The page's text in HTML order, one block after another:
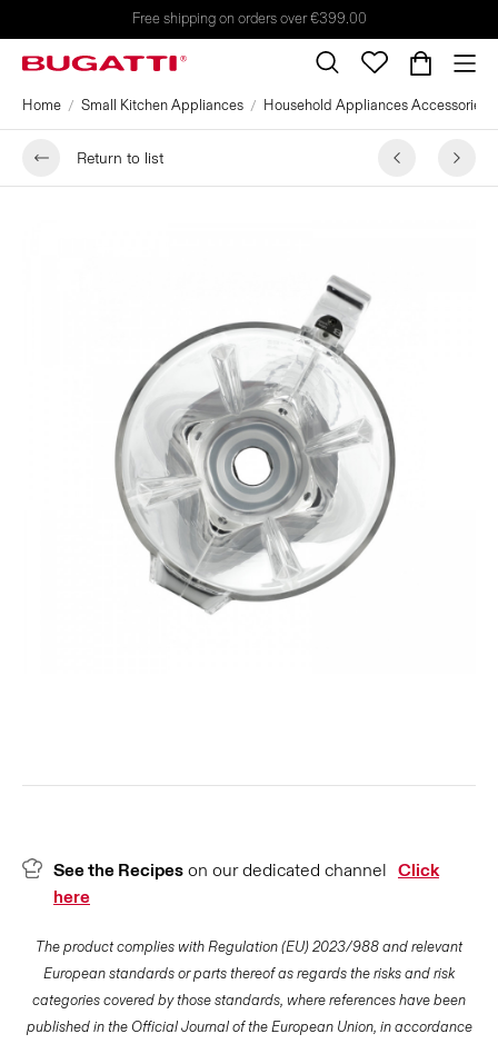
Free shipping on orders over €399.00
Home Small Kitchen Appliances Household Appliances Accessories
Return to list
See the Recipes on our dedicated channel Click
here
The product complies with Regulation (EU) 2023/988 and relevant
European standards or parts thereof as regards the risks and risk
categories covered by those standards, where references have been
published in the Official Journal of the European Union, in accordance